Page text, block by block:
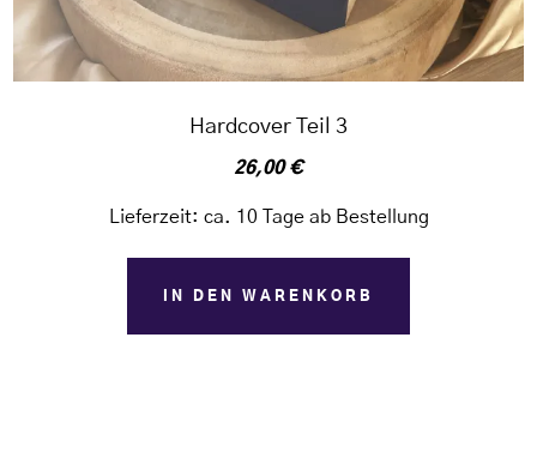
Hardcover Teil 3
26,00 €
Lieferzeit: ca. 10 Tage ab Bestellung
IN DEN WARENKORB